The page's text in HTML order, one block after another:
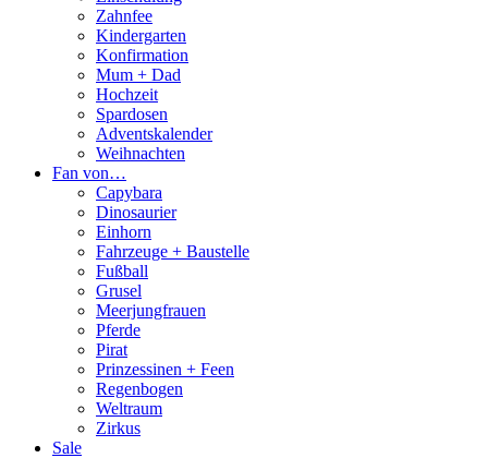
Zahnfee
Kindergarten
Konfirmation
Mum + Dad
Hochzeit
Spardosen
Adventskalender
Weihnachten
Fan von…
Capybara
Dinosaurier
Einhorn
Fahrzeuge + Baustelle
Fußball
Grusel
Meerjungfrauen
Pferde
Pirat
Prinzessinen + Feen
Regenbogen
Weltraum
Zirkus
Sale